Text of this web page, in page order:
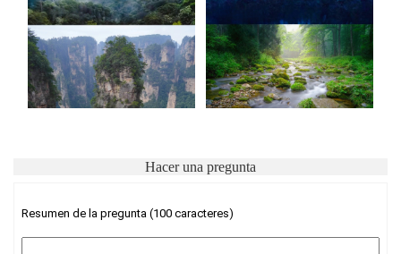
Hacer una pregunta
Resumen de la pregunta (100 caracteres)